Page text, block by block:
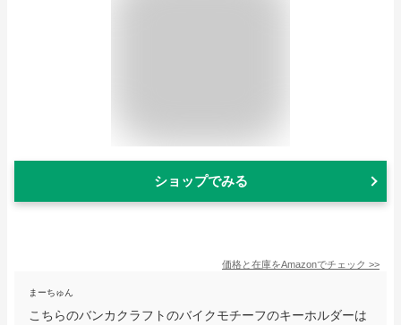
ショップでみる
価格と在庫をAmazonでチェック >>
まーちゅん
こちらのバンカクラフトのバイクモチーフのキーホルダーは